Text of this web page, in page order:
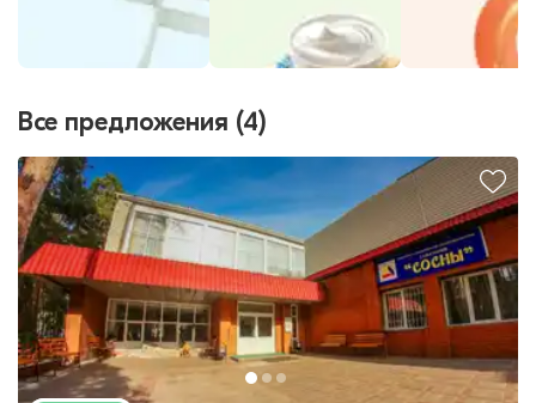
Все предложения (4)